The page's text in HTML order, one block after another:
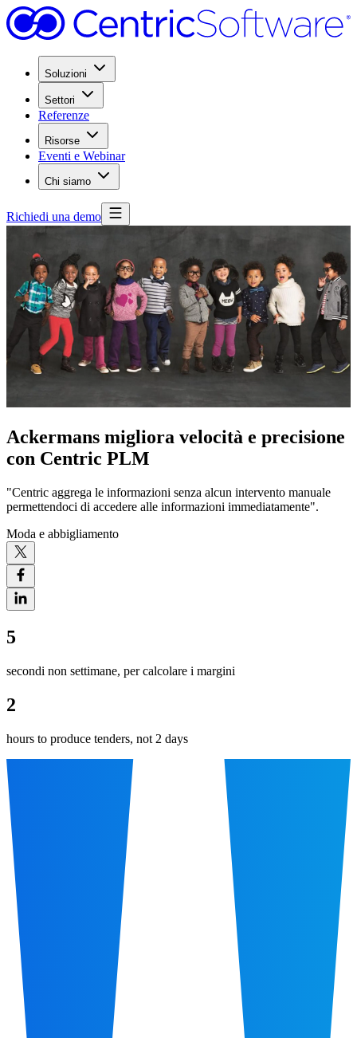
Soluzioni
Settori
Referenze
Risorse
Eventi e Webinar
Chi siamo
Richiedi una demo
Ackermans migliora velocità e precisione
con Centric PLM
"Centric aggrega le informazioni senza alcun intervento manuale
permettendoci di accedere alle informazioni immediatamente".
Moda e abbigliamento
5
secondi non settimane, per calcolare i margini
2
hours to produce tenders, not 2 days